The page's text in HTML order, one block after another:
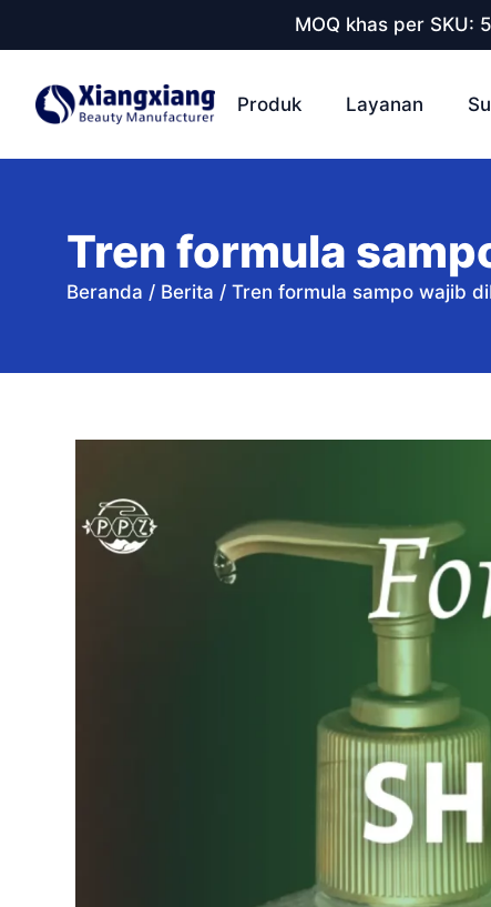
MOQ khas per SKU:
Produk Layanan
Tren formula
Beranda / Berita / Tren formula sampo wajib